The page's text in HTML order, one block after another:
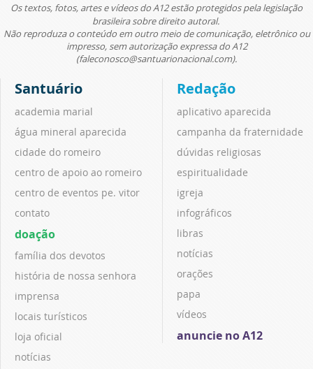
Os textos, fotos, artes e vídeos do A12 estão protegidos pela legislação
brasileira sobre direito autoral.
Não reproduza o conteúdo em outro meio de comunicação, eletrônico ou
impresso, sem autorização expressa do A12
(faleconosco@santuarionacional.com).
Santuário
academia marial
água mineral aparecida
cidade do romeiro
centro de apoio ao romeiro
centro de eventos pe. vitor
contato
doação
família dos devotos
história de nossa senhora
imprensa
locais turísticos
loja oficial
notícias
Redação
aplicativo aparecida
campanha da fraternidade
dúvidas religiosas
espiritualidade
igreja
infográficos
libras
notícias
orações
papa
vídeos
anuncie no A12